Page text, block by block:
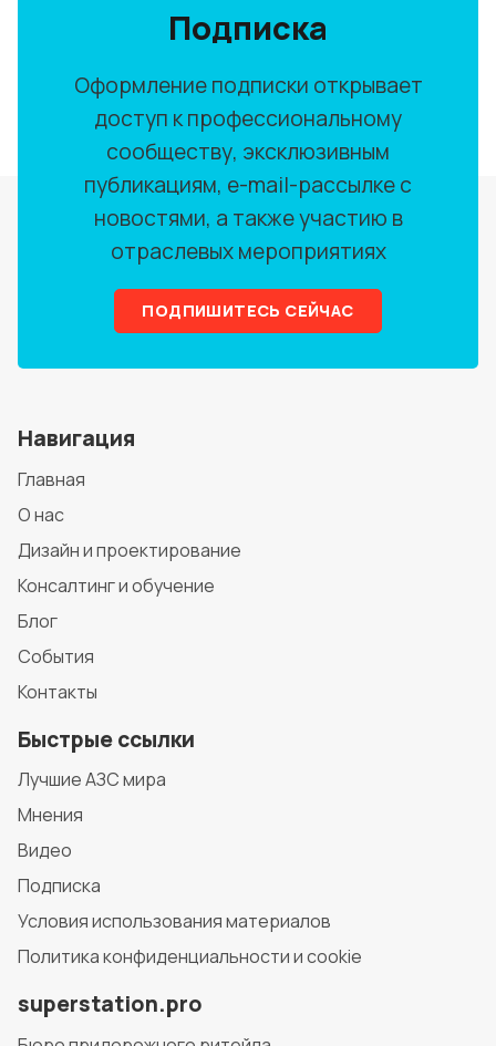
Подписка
Оформление подписки открывает
доступ к профессиональному
сообществу, эксклюзивным
публикациям, e-mail-рассылке с
новостями, а также участию в
отраслевых мероприятиях
ПОДПИШИТЕСЬ СЕЙЧАС
Навигация
Главная
О нас
Дизайн и проектирование
Консалтинг и обучение
Блог
События
Контакты
Быстрые ссылки
Лучшие АЗС мира
Мнения
Видео
Подписка
Условия использования материалов
Политика конфиденциальности и cookie
superstation.pro